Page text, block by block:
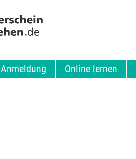
Anmeldung Online lernen